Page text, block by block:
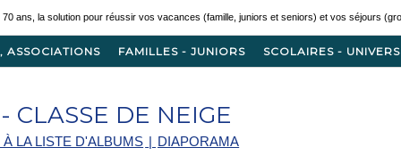
ASSOCIATIONS FAMILLES - JUNIORS SCOLAIRES -
CLASSE DE NEIGE
LA LISTE D'ALBUMS | DIAPORAMA